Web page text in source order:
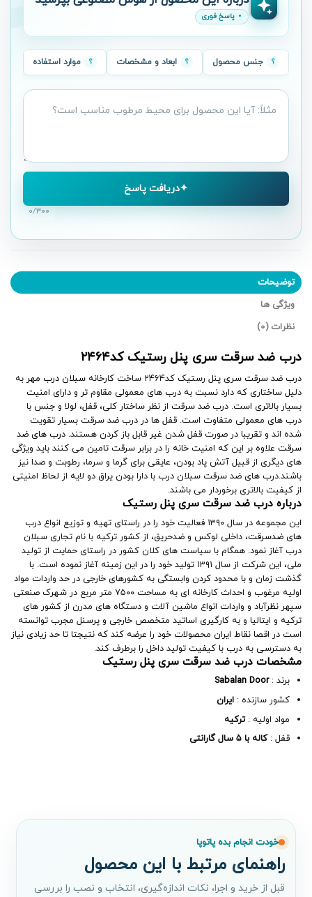
پاسخ فوری
جنس محصول ابعاد و مشخصات موارد استفاده
سؤال
درباره
دریافت پاسخ
۰/۳۰۰
توضیحات
ویژگی ها
نظرات (0)
درب ضد سرقت سری پنل رستیک کد۲۴۶۴
درب ضد سرقت سری پنل رستیک کد۲۴۶۴ ساخت کارخانه سبلان درب مهر به
دلیل ساختاری که دارد نسبت به درب های معمولی مقاوم تر و دارای امنیت
بسیار بالاتری است. درب ضد سرقت از نظر ساختار کلی، قفل، لولا و جنس با
درب های معمولی متفاوت است. قفل ها در درب ضد سرقت بسیار تقویت
شده اند و تقریبا در صورت قفل شدن غیر قابل باز کردن هستند. درب های ضد
سرقت علاوه بر این که امنیت خانه را در برابر سرقت تامین می کنند باید ویژگی
های دیگری از قبیل آتش پاد بودن، عایقی برای گرما و سرما، رطوبت و صدا نیز
باشند.درب های ضد سرقت سبلان درب با دارا بودن یراق دو لایه از لحاظ امنیتی
از کیفیت بالاتری برخوردار می باشند.
درباره درب ضد سرقت سری پنل رستیک
این مجموعه در سال ۱۳۹۰ فعالیت خود را در راستای تهیه و توزیع انواع
درب
های ضدسرقت، داخلی لوکس و ضدحریق، از کشور ترکیه با نام تجاری سبلان
درب آغاز نمود. همگام با سیاست های کلان کشور در راستای حمایت از تولید
ملی، این شرکت از سال ۱۳۹۱ تولید خود را در این زمینه آغاز نموده است. با
گذشت زمان و با محدود کردن وابستگی به کشورهای خارجی در حد واردات مواد
اولیه مرغوب و احداث کارخانه ای به مساحت ۷۵۰۰ متر مربع در شهرک صنعتی
سپهر نظرآباد و واردات انواع ماشین آلات و دستگاه های مدرن از کشور های
ترکیه و ایتالیا و به کارگیری اساتید متخصص خارجی و پرسنل مجرب توانسته
است در اقصا نقاط ایران محصولات خود را عرضه کند که نتیجتا تا حد زیادی نیاز
به دسترسی به درب با کیفیت تولید داخل را برطرف کند.
مشخصات درب ضد سرقت سری پنل رستیک
برند :Sabalan Door
کشور سازنده : ایران
مواد اولیه :ترکیه
قفل : کاله با ۵ سال گارانتی
خودت انجام بده پاتوپا
راهنمای مرتبط با این محصول
قبل از خرید و اجرا، نکات اندازه‌گیری، انتخاب و نصب را بررسی